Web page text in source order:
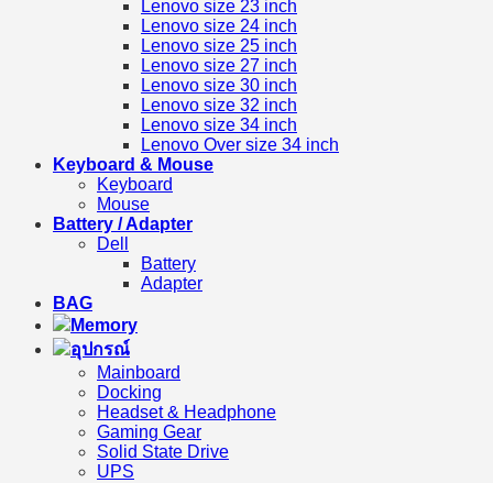
Lenovo size 23 inch
Lenovo size 24 inch
Lenovo size 25 inch
Lenovo size 27 inch
Lenovo size 30 inch
Lenovo size 32 inch
Lenovo size 34 inch
Lenovo Over size 34 inch
Keyboard & Mouse
Keyboard
Mouse
Battery / Adapter
Dell
Battery
Adapter
BAG
Memory
อุปกรณ์
Mainboard
Docking
Headset & Headphone
Gaming Gear
Solid State Drive
UPS